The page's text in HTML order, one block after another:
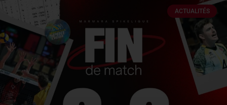
ACTUALITÉS